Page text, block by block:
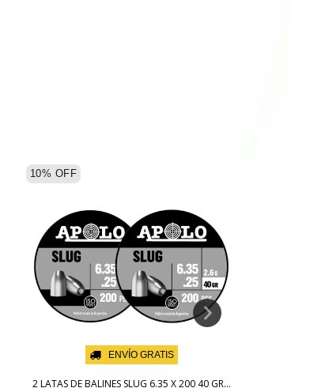
10% OFF
ENVÍO GRATIS
2 LATAS DE BALINES SLUG 6.35 X 200 40 GR...